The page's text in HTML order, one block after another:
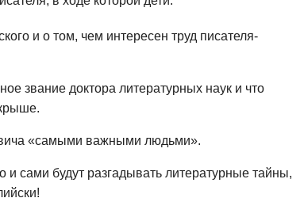
и о том, чем интересен труд писателя-
звание доктора литературных наук и что
«самыми важными людьми».
и сами будут разгадывать литературные тайны,